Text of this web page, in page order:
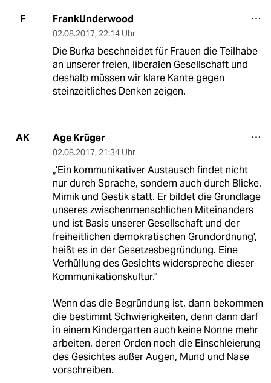
F FrankUnderwood
02.08.2017, 22:14 Uhr
Die Burka beschneidet für Frauen die Teilhabe
an unserer freien, liberalen Gesellschaft und
deshalb müssen wir klare Kante gegen
steinzeitliches Denken zeigen.
AK Age Krüger
02.08.2017, 21:34 Uhr
„'Ein kommunikativer Austausch findet nicht
nur durch Sprache, sondern auch durch Blicke,
Mimik und Gestik statt. Er bildet die Grundlage
unseres zwischenmenschlichen Miteinanders
und ist Basis unserer Gesellschaft und der
freiheitlichen demokratischen Grundordnung',
heißt es in der Gesetzesbegründung. Eine
Verhüllung des Gesichts widerspreche dieser
Kommunikationskultur."
Wenn das die Begründung ist, dann bekommen
die bestimmt Schwierigkeiten, denn dann darf
in einem Kindergarten auch keine Nonne mehr
arbeiten, deren Orden noch die Einschleierung
des Gesichtes außer Augen, Mund und Nase
vorschreiben.